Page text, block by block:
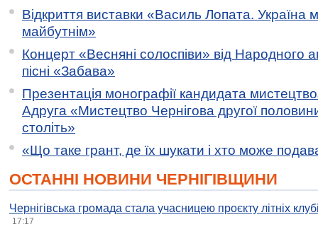
Відкриття виставки «Василь Лопата. Україна
майбутнім»
Концерт «Весняні солоспіви» від Народного
пісні «Забава»
Презентація монографії кандидата
Адруга «Мистецтво Чернігова другої
століть»
«Що таке грант, де їх шукати і хто може
ОСТАННІ НОВИНИ ЧЕРНІГІВЩИНИ
Чернігівська громада стала учасницею проєкту літніх
17:17